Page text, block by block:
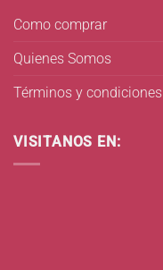
Como comprar
Quienes Somos
Términos y condiciones
VISITANOS EN: